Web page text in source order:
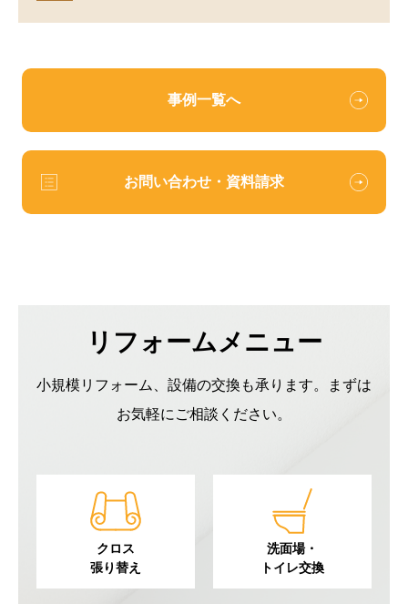
事例一覧へ
お問い合わせ・資料請求
リフォームメニュー
小規模リフォーム、設備の交換も承ります。まずは
お気軽にご相談ください。
クロス
張り替え
洗面場・
トイレ交換